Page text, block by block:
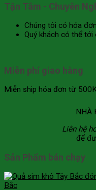
Tận Tâm - Chuyên
Chúng tôi có hóa
Quý khách có thể
Miễn phí giao hàng
Miễn ship hóa đơn từ
NHÀ
Liên hệ
để
Sản Phẩm bán chạy